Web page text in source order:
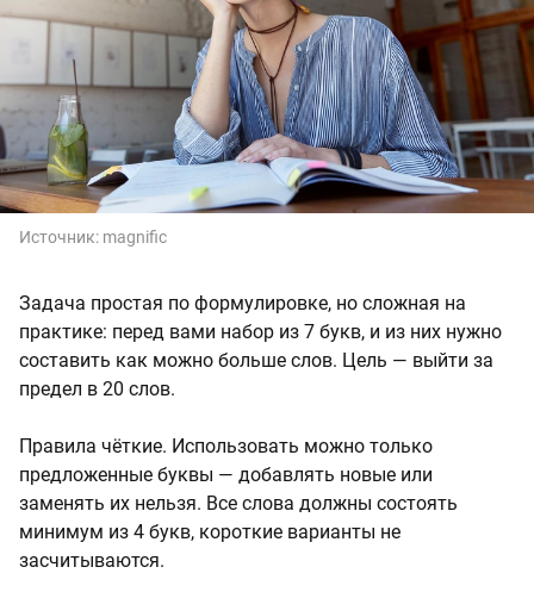
Источник: magnific
Задача простая по формулировке, но сложная на
практике: перед вами набор из 7 букв, и из них нужно
составить как можно больше слов. Цель — выйти за
предел в 20 слов.
Правила чёткие. Использовать можно только
предложенные буквы — добавлять новые или
заменять их нельзя. Все слова должны состоять
минимум из 4 букв, короткие варианты не
засчитываются.